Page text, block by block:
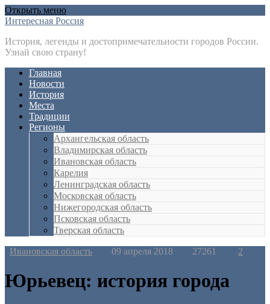
Открыть меню
Интересная Россия
История, легенды и достопримечательности городов России.
Узнай свою страну!
Главная
Новости
История
Места
Традиции
Регионы
Архангельская область
Владимирская область
Ивановская область
Карелия
Ленинградская область
Московская область
Нижегородская область
Псковская область
Тверская область
Ивановская область 09 апреля 2018 27261 2
Юрьевец: история города